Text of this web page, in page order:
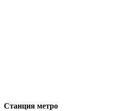
Станция метро